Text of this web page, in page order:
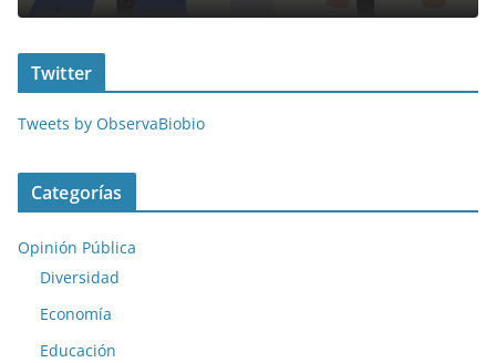
Twitter
Tweets by ObservaBiobio
Categorías
Opinión Pública
Diversidad
Economía
Educación